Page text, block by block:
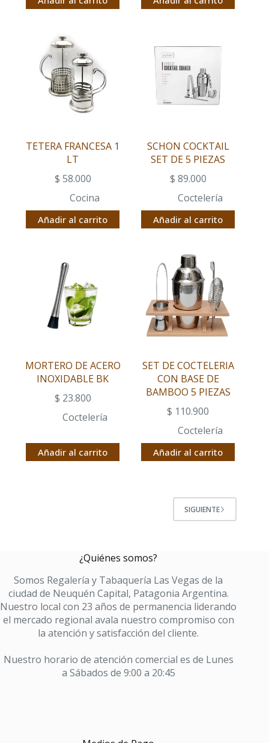
TETERA FRANCESA 1
LT
$ 58.000
Cocina
Añadir al carrito
SCHON COCKTAIL
SET DE 5 PIEZAS
$ 89.000
Coctelería
Añadir al carrito
MORTERO DE ACERO
INOXIDABLE BK
$ 23.800
Coctelería
Añadir al carrito
SET DE COCTELERIA
CON BASE DE
BAMBOO 5 PIEZAS
$ 110.900
Coctelería
Añadir al carrito
SIGUIENTE
¿Quiénes somos?
Somos Regalería y Tabaquería Las Vegas de la
ciudad de Neuquén Capital, Patagonia Argentina.
Nuestro local con 23 años de permanencia liderando
el mercado regional avala nuestro compromiso con
la atención y satisfacción del cliente.
Nuestro horario de atención comercial es de Lunes
a Sábados de 9:00 a 20:45